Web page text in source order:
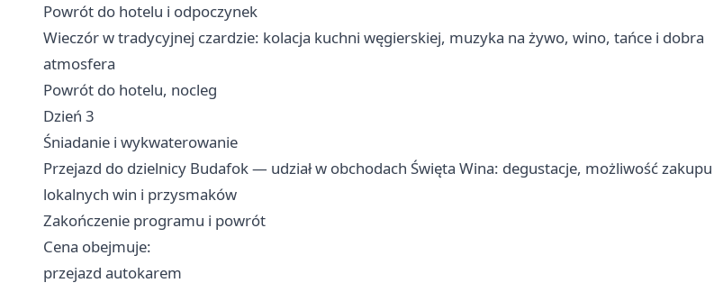
Powrót do hotelu i odpoczynek
Wieczór w tradycyjnej czardzie: kolacja kuchni węgierskiej, muzyka na żywo, wino, tańce i dobra
atmosfera
Powrót do hotelu, nocleg
Dzień 3
Śniadanie i wykwaterowanie
Przejazd do dzielnicy Budafok — udział w obchodach Święta Wina: degustacje, możliwość zakupu
lokalnych win i przysmaków
Zakończenie programu i powrót
Cena obejmuje:
przejazd autokarem